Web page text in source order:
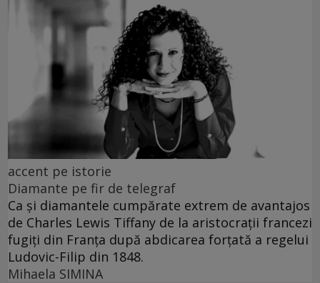
accent pe istorie
Diamante pe fir de telegraf
Ca și diamantele cumpărate extrem de avantajos
de Charles Lewis Tiffany de la aristocrații francezi
fugiți din Franța după abdicarea forțată a regelui
Ludovic-Filip din 1848.
Mihaela SIMINA